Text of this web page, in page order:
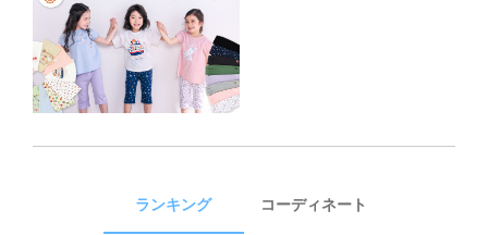
ランキング コーディネート